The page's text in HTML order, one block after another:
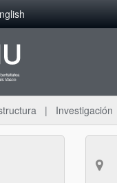
Investigación